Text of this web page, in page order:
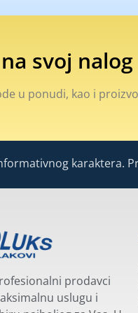
svoj nalog
u ponudi, kao i
karaktera.
prodavci
uslugu i